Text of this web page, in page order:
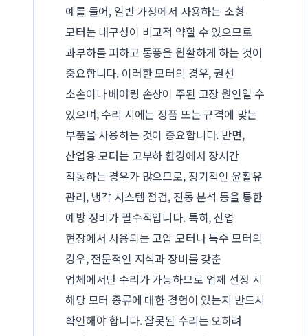
예를 들어, 일반 가정에서 사용하는 소형
모터는 내구성이 비교적 약할 수 있으므로
과부하를 피하고 통풍을 원활하게 하는 것이
중요합니다. 이러한 모터의 경우, 권선
소손이나 베어링 손상이 주된 고장 원인일 수
있으며, 수리 시에는 정품 또는 규격에 맞는
부품을 사용하는 것이 중요합니다. 반면,
산업용 모터는 고부하 환경에서 장시간
작동하는 경우가 많으므로, 정기적인 윤활유
관리, 냉각 시스템 점검, 진동 분석 등을 통한
예방 정비가 필수적입니다. 특히, 산업
현장에서 사용되는 고압 모터나 특수 모터의
경우, 전문적인 지식과 장비를 갖춘
업체에서만 수리가 가능하므로 업체 선정 시
해당 모터 종류에 대한 경험이 있는지 반드시
확인해야 합니다. 잘못된 수리는 오히려